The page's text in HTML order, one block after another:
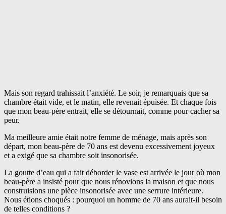
Mais son regard trahissait l’anxiété. Le soir, je remarquais que sa
chambre était vide, et le matin, elle revenait épuisée. Et chaque fois
que mon beau-père entrait, elle se détournait, comme pour cacher sa
peur.
Ma meilleure amie était notre femme de ménage, mais après son
départ, mon beau-père de 70 ans est devenu excessivement joyeux
et a exigé que sa chambre soit insonorisée.
La goutte d’eau qui a fait déborder le vase est arrivée le jour où mon
beau-père a insisté pour que nous rénovions la maison et que nous
construisions une pièce insonorisée avec une serrure intérieure.
Nous étions choqués : pourquoi un homme de 70 ans aurait-il besoin
de telles conditions ?